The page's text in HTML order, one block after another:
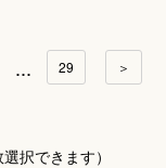
... 29 ＞
択できます）